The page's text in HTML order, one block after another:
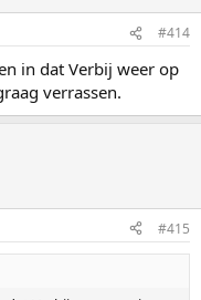
#414
in dat Verbij weer op
verrassen.
#415